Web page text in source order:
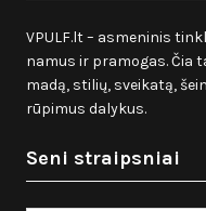
VPULF.lt – asmeninis
namus ir pramogas. Čia
madą, stilių, sveikatą,
rūpimus dalykus.
Seni straipsniai